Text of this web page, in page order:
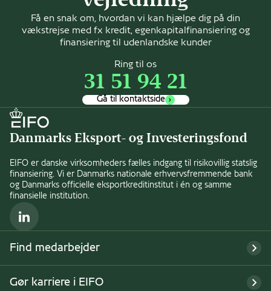
Få en snak om, hvordan vi kan hjælpe dig på din
vækstrejse med fx kredit, egenkapitalfinansiering og
finansiering til udenlandske kunder
Ring til os
31 51 94 21
Gå til kontaktside
Danmarks Eksport- og Investeringsfond
EIFO er danske virksomheders fælles indgang til risikovillig statslig
finansiering. Vi er Danmarks nationale erhvervsfremmende bank
og Danmarks officielle eksportkreditinstitut i én og samme
finansielle institution.
LinkedIn
Find medarbejder
Gør karriere i EIFO